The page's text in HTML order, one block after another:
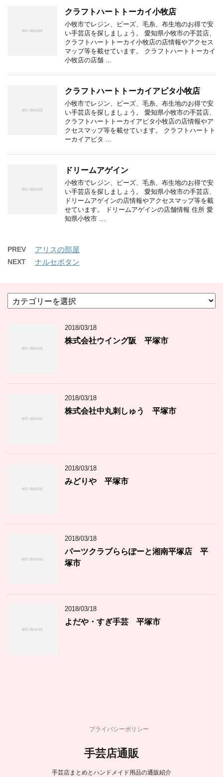
クラフトハートトーカイ小牧店
小牧市でレジン、ビーズ、毛糸、布生地のお得で安
い手芸店を探しましょう。 愛知県小牧市の手芸店、
クラフトハートトーカイ小牧店の店情報やアクセス
マップ等を載せています。 クラフトハートトーカイ
小牧店の店舗 …
クラフトハートトーカイアピタ小牧店
小牧市でレジン、ビーズ、毛糸、布生地のお得で安
い手芸店を探しましょう。 愛知県小牧市の手芸店、
クラフトハートトーカイアピタ小牧店の店情報やア
クセスマップ等を載せています。 クラフトハートト
ーカイアピタ …
ドリームアゲイン
小牧市でレジン、ビーズ、毛糸、布生地のお得で安
い手芸店を探しましょう。 愛知県小牧市の手芸店、
ドリームアゲインの店情報やアクセスマップ等を載
せています。 ドリームアゲインの店舗情報 住所 愛
知県小牧市 …
PREV アリスの部屋
NEXT ナルセボタン
テ
2018/03/18
株式会社ウイング阪 平塚市
2018/03/18
株式会社中丸刺しゅう 平塚市
2018/03/18
みどりや 平塚市
2018/03/18
パーツクラブららぽーと湘南平塚店 平
塚市
2018/03/18
よだや・すぎ手芸 平塚市
プライバシーポリシー
手芸店通販
手芸店まとめとハンドメイド用品の通販紹介